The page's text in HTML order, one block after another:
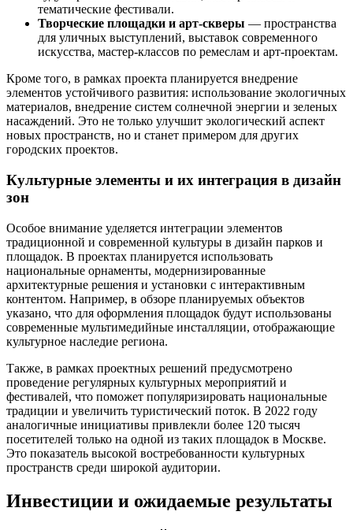
тематические фестивали.
Творческие площадки и арт-скверы — пространства
для уличных выступлений, выставок современного
искусства, мастер-классов по ремеслам и арт-проектам.
Кроме того, в рамках проекта планируется внедрение
элементов устойчивого развития: использование экологичных
материалов, внедрение систем солнечной энергии и зеленых
насаждений. Это не только улучшит экологический аспект
новых пространств, но и станет примером для других
городских проектов.
Культурные элементы и их интеграция в дизайн
зон
Особое внимание уделяется интеграции элементов
традиционной и современной культуры в дизайн парков и
площадок. В проектах планируется использовать
национальные орнаменты, модернизированные
архитектурные решения и установки с интерактивным
контентом. Например, в обзоре планируемых объектов
указано, что для оформления площадок будут использованы
современные мультимедийные инсталляции, отображающие
культурное наследие региона.
Также, в рамках проектных решений предусмотрено
проведение регулярных культурных мероприятий и
фестивалей, что поможет популяризировать национальные
традиции и увеличить туристический поток. В 2022 году
аналогичные инициативы привлекли более 120 тысяч
посетителей только на одной из таких площадок в Москве.
Это показатель высокой востребованности культурных
пространств среди широкой аудитории.
Инвестиции и ожидаемые результаты